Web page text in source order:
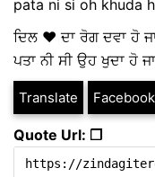
pata ni si oh khuda
ਦਿਲ ❤️ ਦਾ ਰੋਗ ਦਵਾ ਹੋ
ਪਤਾ ਨੀ ਸੀ ਉਹ ਖੁਦਾ ਹੋ
Translate Facebook
Quote Url: ❐